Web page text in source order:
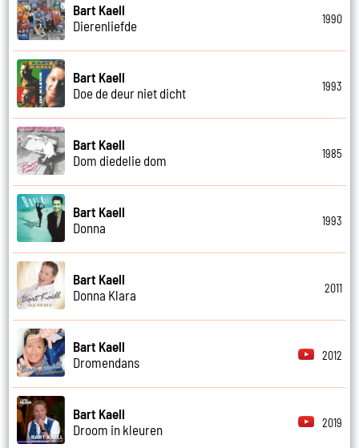
Bart Kaell
Dierenliefde
1990
Bart Kaell
Doe de deur niet dicht
1993
Bart Kaell
Dom diedelie dom
1985
Bart Kaell
Donna
1993
Bart Kaell
Donna Klara
2011
Bart Kaell
Dromendans
2012
Bart Kaell
Droom in kleuren
2019